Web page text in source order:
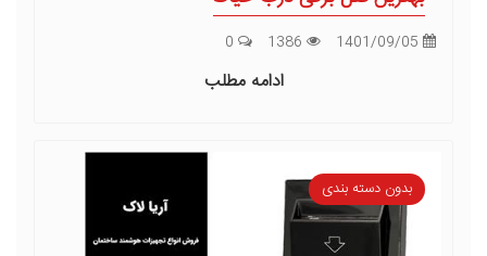
ادامه مطلب
بدون دسته بندی